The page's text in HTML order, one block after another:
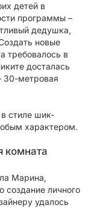
детей в
программы –
дедушка,
новые
требовалось в
досталась
30-метровая
стиле шик-
характером.
комната
Марина,
создание личного
удалось